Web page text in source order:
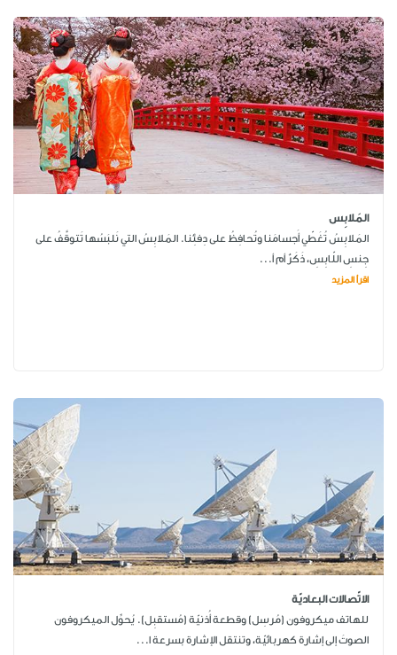
المَلابِس
المَلابِسُ تُغَطّي أَجسامَنا وتُحافِظُ على دِفئِنا. المَلابِسُ التي نَلبَسُها تَتوقَّفُ على
جِنسِ اللّابِسِ، ذَكَرٌ أم أ...
اقرأ المزيد
الاتّصالات البعاديّة
للهاتف ميكروفون (مُرسِل) وقطعة أُذنيّة (مُستقبِل). يُحوِّل الميكروفون
الصوتَ إلى إشارة كهربائيّة، وتنتقل الإشارة بسرعة ا...